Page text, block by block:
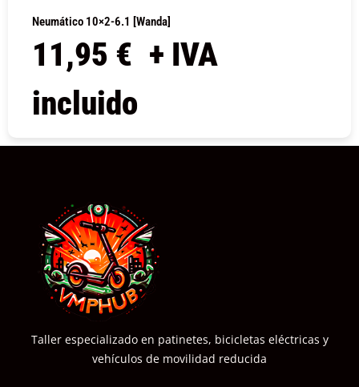
Neumático 10×2-6.1 [Wanda]
11,95 € + IVA
incluido
Taller especializado en patinetes, bicicletas eléctricas y
vehículos de movilidad reducida